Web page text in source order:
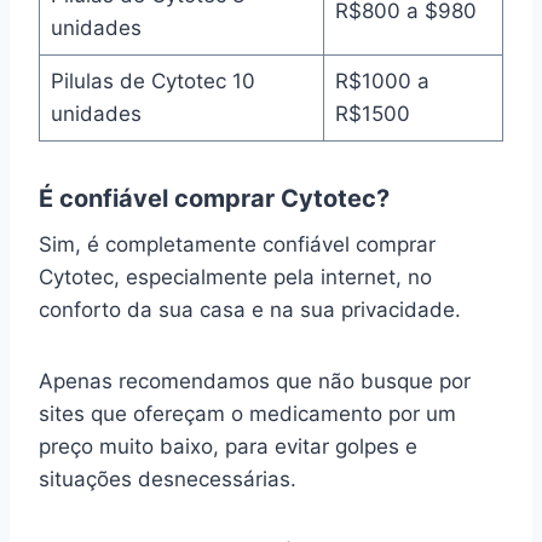
unidades
R$800 a $980
Pilulas de Cytotec 10
unidades
R$1000 a
R$1500
É confiável comprar Cytotec?
Sim, é completamente confiável comprar
Cytotec, especialmente pela internet, no
conforto da sua casa e na sua privacidade.
Apenas recomendamos que não busque por
sites que ofereçam o medicamento por um
preço muito baixo, para evitar golpes e
situações desnecessárias.